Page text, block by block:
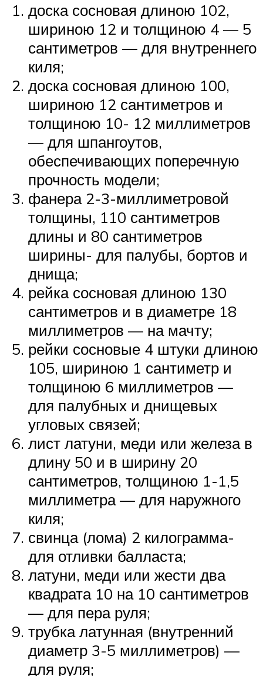
доска сосновая длиною 102,
шириною 12 и толщиною 4 — 5
сантиметров — для внутреннего
киля;
доска сосновая длиною 100,
шириною 12 сантиметров и
толщиною 10- 12 миллиметров
— для шпангоутов,
обеспечивающих поперечную
прочность модели;
фанера 2-3-миллиметровой
толщины, 110 сантиметров
длины и 80 сантиметров
ширины- для палубы, бортов и
днища;
рейка сосновая длиною 130
сантиметров и в диаметре 18
миллиметров — на мачту;
рейки сосновые 4 штуки длиною
105, шириною 1 сантиметр и
толщиною 6 миллиметров —
для палубных и днищевых
угловых связей;
лист латуни, меди или железа в
длину 50 и в ширину 20
сантиметров, толщиною 1-1,5
миллиметра — для наружного
киля;
свинца (лома) 2 килограмма-
для отливки балласта;
латуни, меди или жести два
квадрата 10 на 10 сантиметров
— для пера руля;
трубка латунная (внутренний
диаметр 3-5 миллиметров) —
для руля;